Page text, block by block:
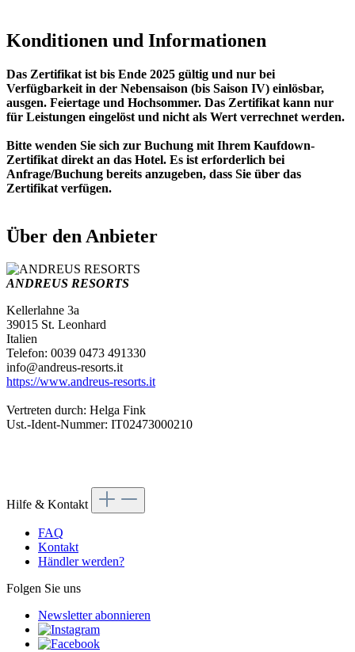
Konditionen und Informationen
Das Zertifikat ist bis Ende 2025 gültig und nur bei
Verfügbarkeit in der Nebensaison (bis Saison IV) einlösbar,
ausgen. Feiertage und Hochsommer. Das Zertifikat kann nur
für Leistungen eingelöst und nicht als Wert verrechnet werden.
Bitte wenden Sie sich zur Buchung mit Ihrem Kaufdown-
Zertifikat direkt an das Hotel. Es ist erforderlich bei
Anfrage/Buchung bereits anzugeben, dass Sie über das
Zertifikat verfügen.
Über den Anbieter
ANDREUS RESORTS
Kellerlahne 3a
39015 St. Leonhard
Italien
Telefon: 0039 0473 491330
info@andreus-resorts.it
https://www.andreus-resorts.it
Vertreten durch: Helga Fink
Ust.-Ident-Nummer: IT02473000210
Hilfe & Kontakt
FAQ
Kontakt
Händler werden?
Folgen Sie uns
Newsletter abonnieren